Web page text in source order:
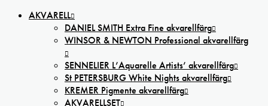
AKVARELL
DANIEL SMITH Extra Fine akvarellfärg
WINSOR & NEWTON Professional akvarellfärg
SENNELIER L’Aquarelle Artists’ akvarellfärg
St PETERSBURG White Nights akvarellfärg
KREMER Pigmente akvarellfärg
AKVARELLSET